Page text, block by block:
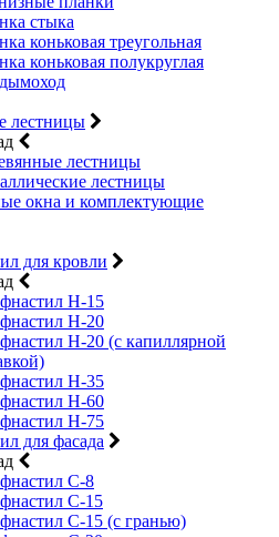
стыка
коньковая треугольная
коньковая полукруглая
лестницы
лестницы
лестницы
окна и комплектующие
для кровли
Н-15
Н-20
Н-20 (с капиллярной
Н-35
Н-60
Н-75
для фасада
С-8
С-15
С-15 (с гранью)